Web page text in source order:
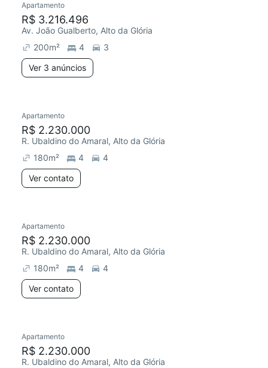
Apartamento
R$ 3.216.496
Av. João Gualberto, Alto da Glória
200m² 4
3
Ver 3 anúncios
Apartamento
R$ 2.230.000
R. Ubaldino do Amaral, Alto da Glória
180m² 4
4
Ver contato
Apartamento
R$ 2.230.000
R. Ubaldino do Amaral, Alto da Glória
180m² 4
4
Ver contato
Apartamento
R$ 2.230.000
R. Ubaldino do Amaral, Alto da Glória